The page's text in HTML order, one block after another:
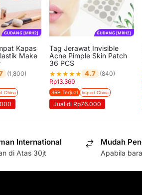
GUDANG [MRH2]
Kapas
Make
(1,800)
China
GUDANG [MRH2]
Tag Jerawat Invisible
Acne Pimple Skin Patch
36 PCS
★★★★★ 4.7
(840)
Rp13.360
3RB Terjual Import China
Jual di Rp76.000
International
di Atas 30jt
Mudah
Apabila